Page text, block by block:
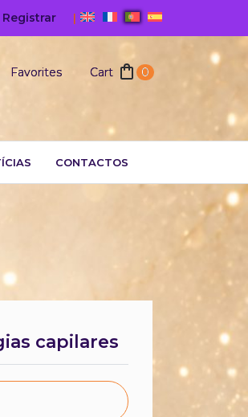
Favorites Cart 0
CONTACTOS
capilares